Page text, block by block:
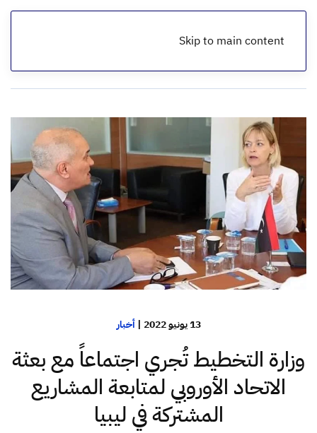
Skip to main content
الرئيسية
13 يونيو 2022 |أخبار
وزارة التخطيط تُجري اجتماعاً مع بعثة
الاتحاد الأوروبي لمتابعة المشاريع
المشتركة في ليبيا